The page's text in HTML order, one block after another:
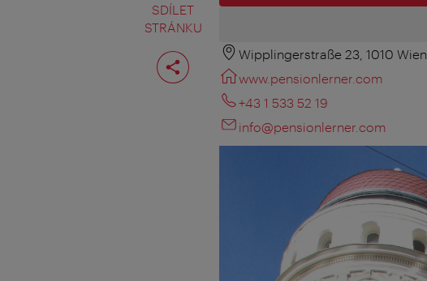
SDÍLET
STRÁNKU
Rozdělit
stranu
Wipplingerstraße 23, 1010 Wien
www.pensionlerner.com
+43 1 533 52 19
info@pensionlerner.com